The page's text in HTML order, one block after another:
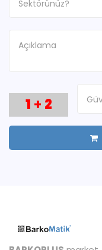
1 + 2